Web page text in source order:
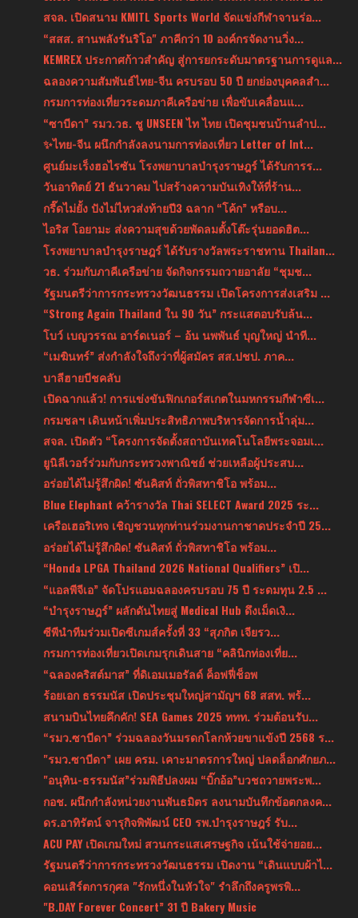
สจล. เปิดสนาม KMITL Sports World จัดแข่งกีฬาจานร่อ...
“สสส. สานพลังรันริโอ" ภาคีกว่า 10 องค์กรจัดงานวิ่ง...
KEMREX ประกาศก้าวสำคัญ สู่การยกระดับมาตรฐานการดูแล...
ฉลองความสัมพันธ์ไทย-จีน ครบรอบ 50 ปี ยกย่องบุคคลสำ...
กรมการท่องเที่ยวระดมภาคีเครือข่าย เพื่อขับเคลื่อนแ...
“ซาบีดา” รมว.วธ. ชู UNSEEN ไท ไทย เปิดชุมชนบ้านลำป...
✨ไทย-จีน ผนึกกำลังลงนามการท่องเที่ยว Letter of Int...
ศูนย์มะเร็งฮอไรซัน โรงพยาบาลบำรุงราษฎร์ ได้รับการร...
วันอาทิตย์ 21 ธันวาคม ไปสร้างความบันเทิงให้ที่ร้าน...
กรี๊ดไม่ยั้ง ปังไม่ไหวส่งท้ายปี3 ฉลาก “โค้ก” หรือบ...
ไอริส โอยามะ ส่งความสุขด้วยพัดลมตั้งโต๊ะรุ่นยอดฮิต...
โรงพยาบาลบำรุงราษฎร์ ได้รับรางวัลพระราชทาน Thailan...
วธ. ร่วมกับภาคีเครือข่าย จัดกิจกรรมถวายอาลัย “ชุมช...
รัฐมนตรีว่าการกระทรวงวัฒนธรรม เปิดโครงการส่งเสริม ...
“Strong Again Thailand ใน 90 วัน” กระแสตอบรับล้น...
โบว์ เบญวรรณ อาร์ดเนอร์ – อ้น นพพันธ์ บุญใหญ่ นำที...
“เมฆินทร์” ส่งกำลังใจถึงว่าที่ผู้สมัคร สส.ปชป. ภาค...
บาลีฮายบีชคลับ
เปิดฉากแล้ว! การแข่งขันฟิกเกอร์สเกตในมหกรรมกีฬาซีเ...
กรมชลฯ เดินหน้าเพิ่มประสิทธิภาพบริหารจัดการน้ำลุ่ม...
สจล. เปิดตัว “โครงการจัดตั้งสถาบันเทคโนโลยีพระจอมเ...
ยูนิลีเวอร์ร่วมกับกระทรวงพาณิชย์ ช่วยเหลือผู้ประสบ...
อร่อยได้ไม่รู้สึกผิด! ซันคิสท์ ถั่วพิสทาชิโอ พร้อม...
Blue Elephant คว้ารางวัล Thai SELECT Award 2025 ระ...
เครือเฮอริเทจ เชิญชวนทุกท่านร่วมงานกาชาดประจำปี 25...
อร่อยได้ไม่รู้สึกผิด! ซันคิสท์ ถั่วพิสทาชิโอ พร้อม...
“Honda LPGA Thailand 2026 National Qualifiers” เปิ...
“แอลพีจีเอ” จัดโปรแอมฉลองครบรอบ 75 ปี ระดมทุน 2.5 ...
“บำรุงราษฎร์” ผลักดันไทยสู่ Medical Hub ดึงเม็ดเงิ...
ซีพีนำทีมร่วมเปิดซีเกมส์ครั้งที่ 33 “สุภกิต เจียรว...
กรมการท่องเที่ยวเปิดเกมรุกเดินสาย “คลินิกท่องเที่ย...
“ฉลองคริสต์มาส” ที่ดิเอมเมอรัลด์ ค็อฟฟี่ช็อพ
ร้อยเอก ธรรมนัส เปิดประชุมใหญ่สามัญฯ 68 สสท. พร้...
สนามบินไทยคึกคัก! SEA Games 2025 ททท. ร่วมต้อนรับ...
“รมว.ซาบีดา” ร่วมฉลองวันมรดกโลกห้วยขาแข้งปี 2568 ร...
"รมว.ซาบีดา” เผย ครม. เคาะมาตรการใหญ่ ปลดล็อกศักยภ...
"อนุทิน-ธรรมนัส”ร่วมพิธีปลงผม “บิ๊กอ้อ”บวชถวายพระพ...
กอช. ผนึกกำลังหน่วยงานพันธมิตร ลงนามบันทึกข้อตกลงค...
ดร.อาทิรัตน์ จารุกิจพิพัฒน์ CEO รพ.บำรุงราษฎร์ รับ...
ACU PAY เปิดเกมใหม่ สวนกระแสเศรษฐกิจ เน้นใช้จ่ายอย...
รัฐมนตรีว่าการกระทรวงวัฒนธรรม เปิดงาน “เดินแบบผ้าไ...
คอนเสิร์ตการกุศล "รักหนึ่งในหัวใจ" รำลึกถึงครูพรพิ...
"B.DAY Forever Concert” 31 ปี Bakery Music